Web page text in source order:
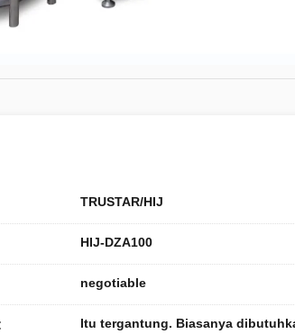
TRUSTAR/HIJ
HIJ-DZA100
negotiable
Itu tergantung. Biasanya